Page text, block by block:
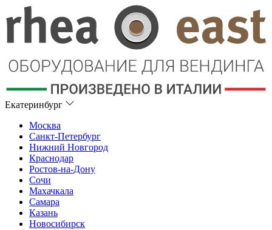
Екатеринбург
Москва
Санкт-Петербург
Нижний Новгород
Краснодар
Ростов-на-Дону
Сочи
Махачкала
Самара
Казань
Новосибирск